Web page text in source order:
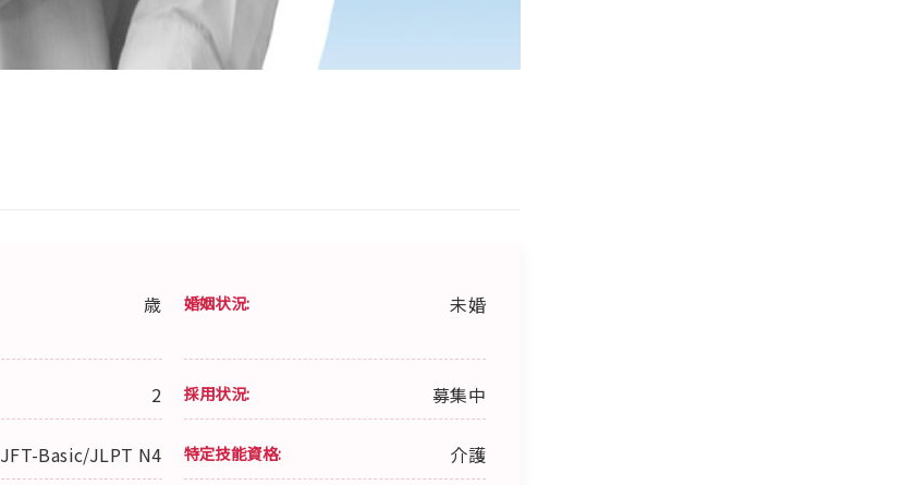
歳 婚姻状況: 未婚
2 採用状況: 募集中
JFT-Basic/JLPT N4 特定技能資格: 介護